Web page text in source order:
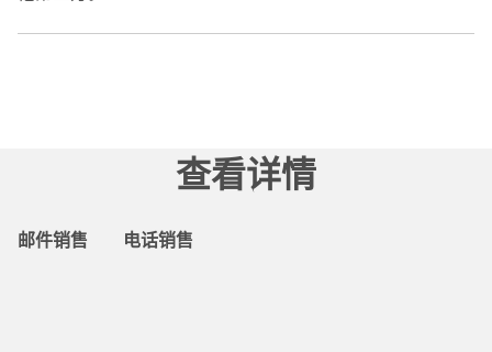
查看详情
邮件销售 电话销售